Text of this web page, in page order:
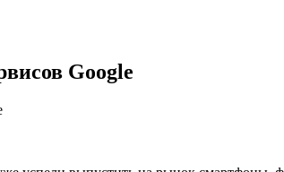
Google